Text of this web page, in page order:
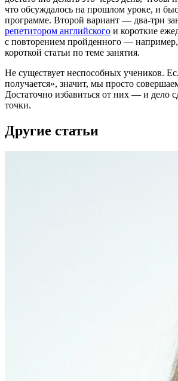
что обсуждалось на прошлом уроке, и
программе. Второй вариант — два-три
репетитором английского и короткие
с повторением пройденного —
короткой статьи по теме занятия.
Не существует неспособных учеников.
получается», значит, мы просто
Достаточно избавиться от них — и дело
точки.
Другие статьи